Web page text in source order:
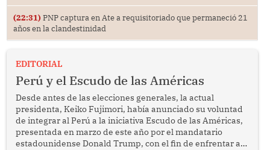
(22:31) PNP captura en Ate a requisitoriado que permaneció 21
años en la clandestinidad
EDITORIAL
Perú y el Escudo de las Américas
Desde antes de las elecciones generales, la actual
presidenta, Keiko Fujimori, había anunciado su voluntad
de integrar al Perú a la iniciativa Escudo de las Américas,
presentada en marzo de este año por el mandatario
estadounidense Donald Trump, con el fin de enfrentar al